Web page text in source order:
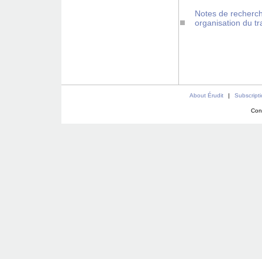
Notes de
organisation du
About Érudit |